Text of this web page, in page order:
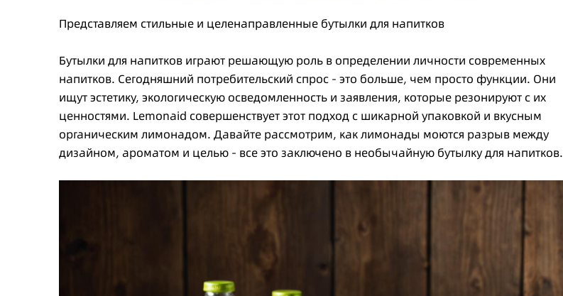
Представляем стильные и целенаправленные бутылки для напитков
Бутылки для напитков играют решающую роль в определении личности современных
напитков. Сегодняшний потребительский спрос - это больше, чем просто функции. Они
ищут эстетику, экологическую осведомленность и заявления, которые резонируют с их
ценностями. Lemonaid совершенствует этот подход с шикарной упаковкой и вкусным
органическим лимонадом. Давайте рассмотрим, как лимонады моются разрыв между
дизайном, ароматом и целью - все это заключено в необычайную бутылку для напитков.